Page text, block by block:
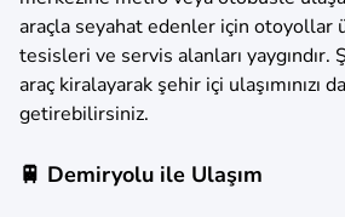
araçla seyahat edenler için otoyollar
tesisleri ve servis alanları yaygındır.
araç kiralayarak şehir içi ulaşımınızı
getirebilirsiniz.
🚆 Demiryolu ile Ulaşım